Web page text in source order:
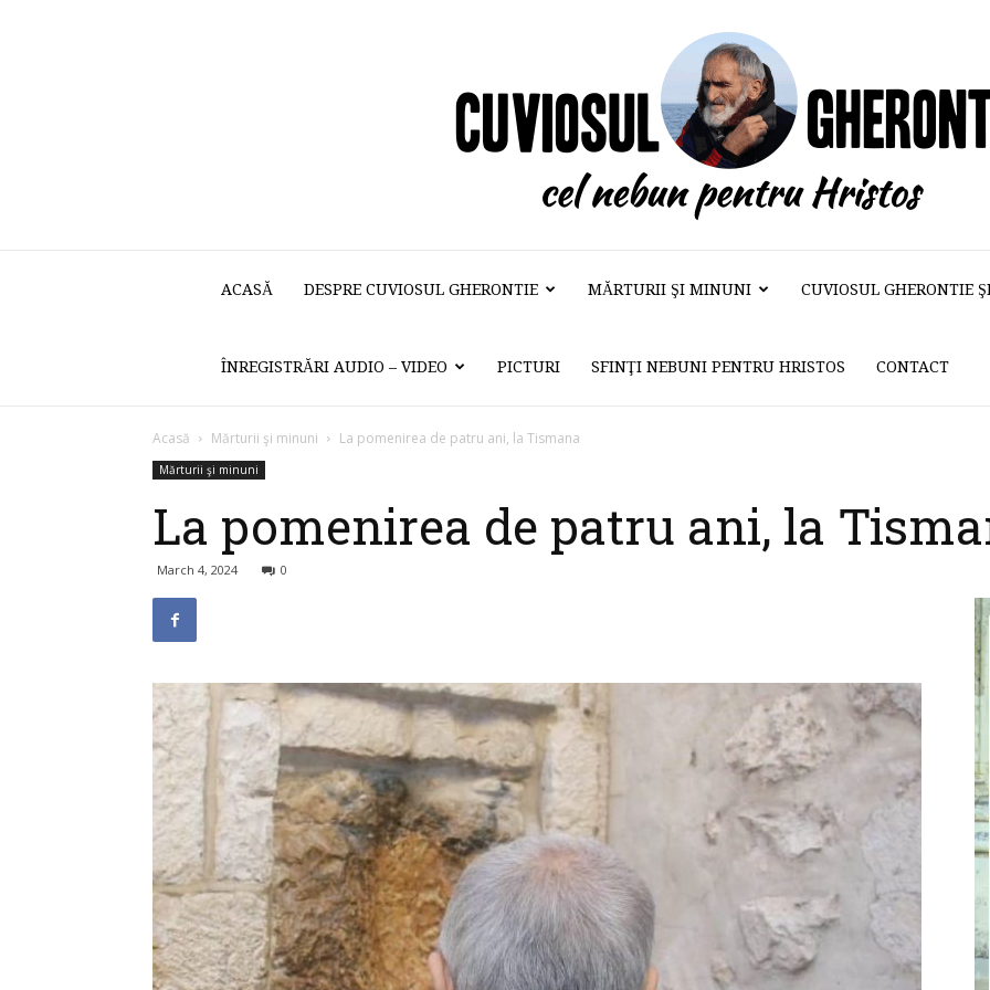
Cuviosul
nebun
ACASĂ DESPRE CUVIOSUL GHERONTIE MĂRTURII ŞI MINUNI CUVIOSUL GHERONTIE
ÎNREGISTRĂRI AUDIO – VIDEO PICTURI SFINŢI NEBUNI PENTRU HRISTOS CONTACT
Acasă Mărturii şi minuni La pomenirea de patru ani, la Tismana
Mărturii şi minuni
La pomenirea de patru ani, la
March 4, 2024 0